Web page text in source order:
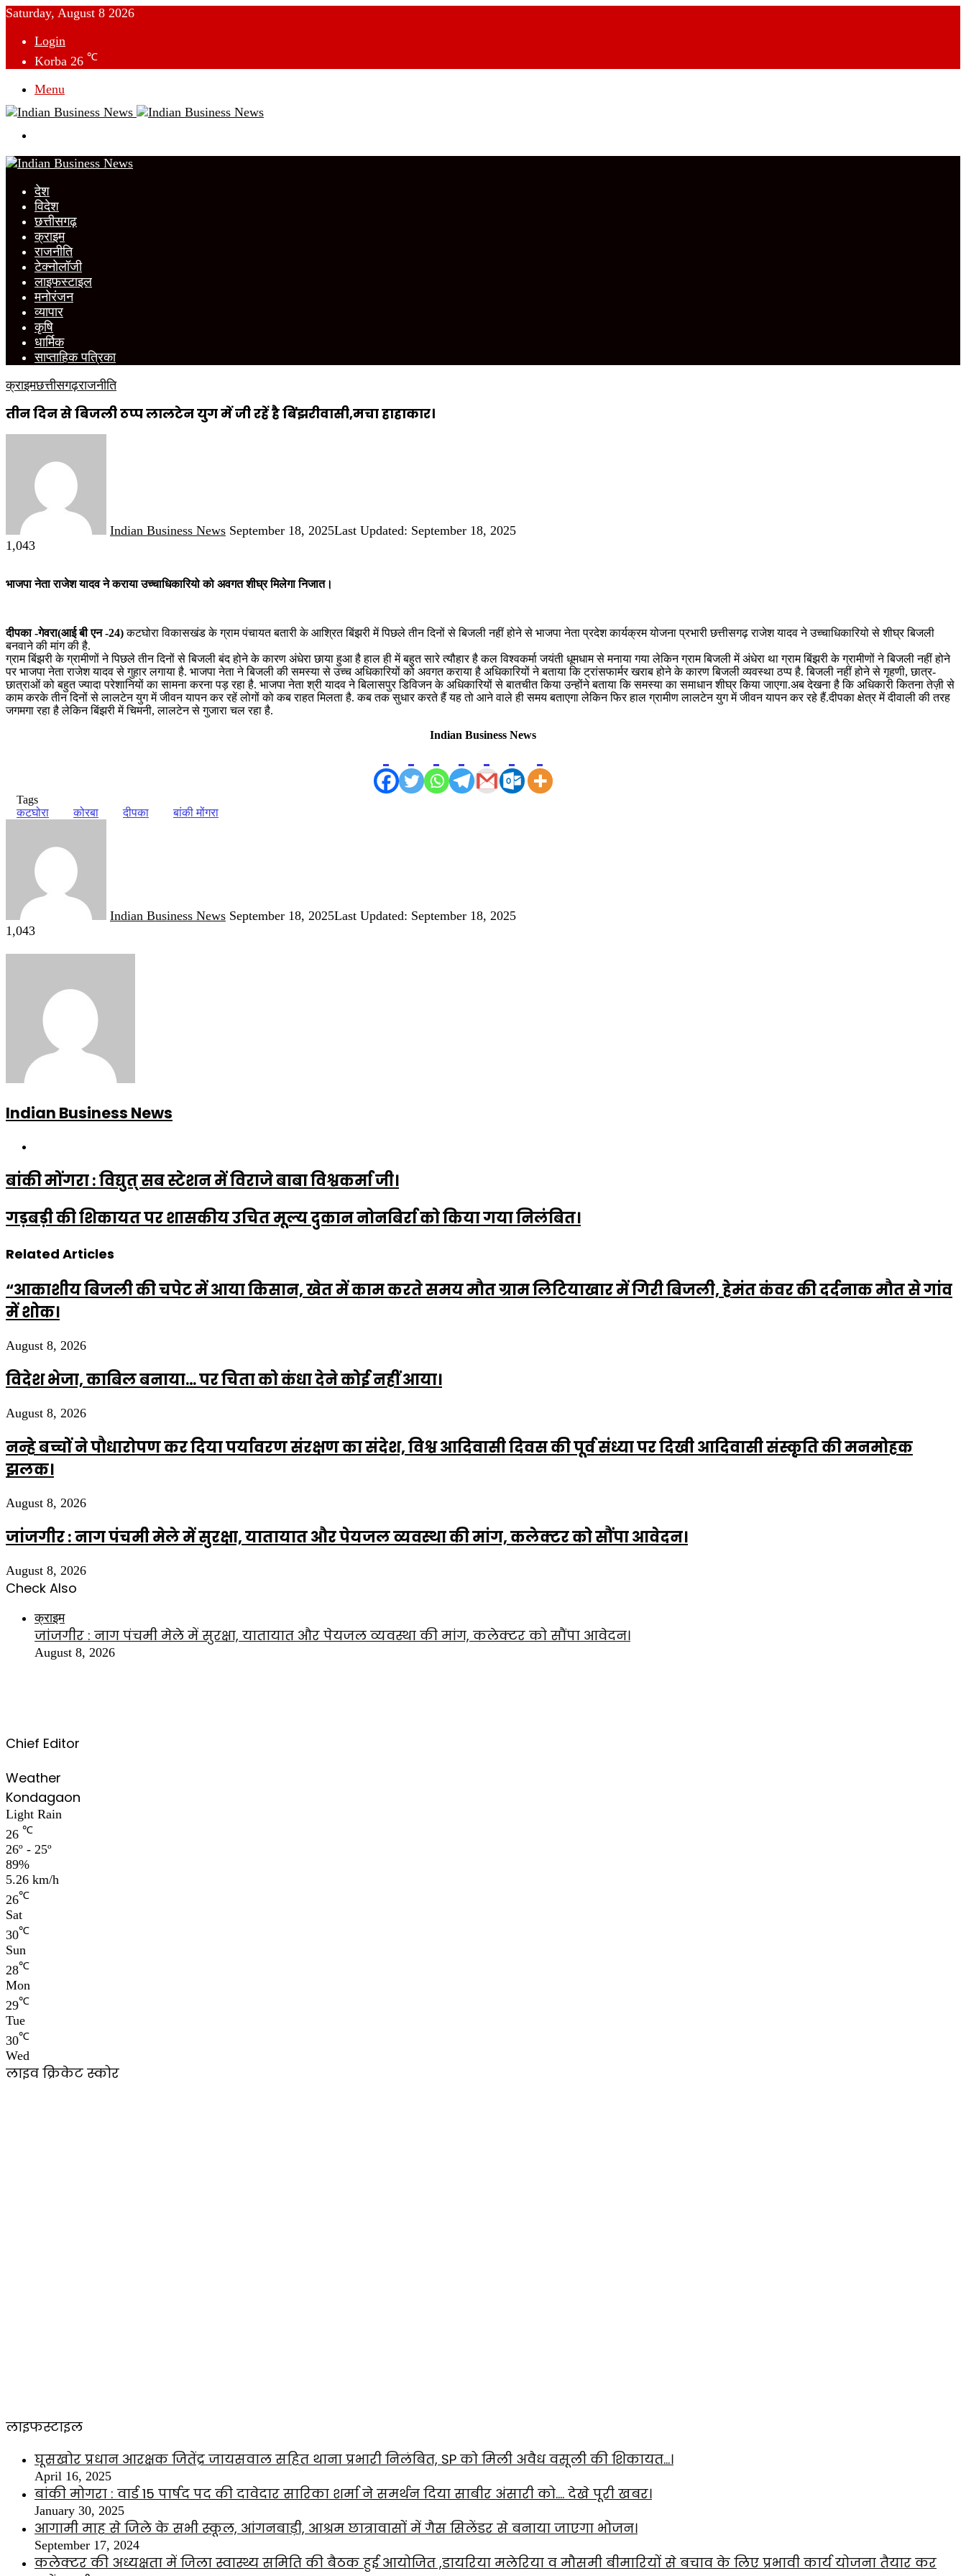
Saturday, August 8 2026
Login
Korba 26 ℃
Menu
देश
विदेश
छत्तीसगढ़
क्राइम
राजनीति
टेक्नोलॉजी
लाइफस्टाइल
मनोरंजन
व्यापार
कृषि
धार्मिक
साप्ताहिक पत्रिका
क्राइमछत्तीसगढ़राजनीति
तीन दिन से बिजली ठप्प लालटेन युग में जी रहें है बिंझरीवासी,मचा हाहाकार।
Indian Business News September 18, 2025Last Updated: September 18, 2025
1,043
भाजपा नेता राजेश यादव ने कराया उच्चाधिकारियो को अवगत शीघ्र मिलेगा निजात।
दीपका -गेवरा(आई बी एन -24)कटघोरा विकासखंड के ग्राम पंचायत बतारी के आश्रित बिंझरी में पिछले तीन दिनों से बिजली नहीं होने से भाजपा नेता प्रदेश कार्यक्रम योजना प्रभारी छत्तीसगढ़ राजेश यादव ने उच्चाधिकारियो से शीघ्र बिजली
बनवाने की मांग की है.
ग्राम बिंझरी के ग्रामीणों ने पिछले तीन दिनों से बिजली बंद होने के कारण अंधेरा छाया हुआ है हाल ही में बहुत सारे त्यौहार है कल विश्वकर्मा जयंती धूमधाम से मनाया गया लेकिन ग्राम बिजली में अंधेरा था ग्राम बिंझरी के ग्रामीणों ने बिजली नहीं होने
पर भाजपा नेता राजेश यादव से गुहार लगाया है. भाजपा नेता ने बिजली की समस्या से उच्च अधिकारियों को अवगत कराया है अधिकारियों ने बताया कि ट्रांसफार्मर खराब होने के कारण बिजली व्यवस्था ठप्प है. बिजली नहीं होने से गृहणी, छात्र-
छात्राओं को बहुत ज्यादा परेशानियों का सामना करना पड़ रहा है. भाजपा नेता श्री यादव ने बिलासपुर डिविजन के अधिकारियों से बातचीत किया उन्होंने बताया कि समस्या का समाधान शीघ्र किया जाएगा.अब देखना है कि अधिकारी कितना तेज़ी से
काम करके तीन दिनों से लालटेन युग में जीवन यापन कर रहें लोगों को कब राहत मिलता है. कब तक सुधार करते हैं यह तो आने वाले ही समय बताएगा लेकिन फिर हाल ग्रामीण लालटेन युग में जीवन यापन कर रहे हैं.दीपका क्षेत्र में दीवाली की तरह
जगमगा रहा है लेकिन बिंझरी में चिमनी, लालटेन से गुजारा चल रहा है.
Indian Business News
Tags
कटघोरा
कोरबा दीपका बांकी मोंगरा
Indian Business News September 18, 2025Last Updated: September 18, 2025
1,043
Indian Business News
बांकी मोंगरा : विद्युत् सब स्टेशन में विराजे बाबा विश्वकर्मा जी।
गड़बड़ी की शिकायत पर शासकीय उचित मूल्य दुकान नोनबिर्रा को किया गया निलंबित।
Related Articles
“आकाशीय बिजली की चपेट में आया किसान, खेत में काम करते समय मौत ग्राम लिटियाखार में गिरी बिजली, हेमंत कंवर की दर्दनाक मौत से गांव
में शोक।
August 8, 2026
विदेश भेजा, काबिल बनाया… पर चिता को कंधा देने कोई नहीं आया।
August 8, 2026
नन्हे बच्चों ने पौधारोपण कर दिया पर्यावरण संरक्षण का संदेश, विश्व आदिवासी दिवस की पूर्व संध्या पर दिखी आदिवासी संस्कृति की मनमोहक
झलक।
August 8, 2026
जांजगीर : नाग पंचमी मेले में सुरक्षा, यातायात और पेयजल व्यवस्था की मांग, कलेक्टर को सौंपा आवेदन।
August 8, 2026
Check Also
क्राइम
जांजगीर : नाग पंचमी मेले में सुरक्षा, यातायात और पेयजल व्यवस्था की मांग, कलेक्टर को सौंपा आवेदन।
August 8, 2026
Chief Editor
Weather
Kondagaon
Light Rain
26 ℃
26º - 25º
89%
5.26 km/h
26℃
Sat
30℃
Sun
28℃
Mon
29℃
Tue
30℃
Wed
लाइव क्रिकेट स्कोर
लाइफस्टाइल
घूसखोर प्रधान आरक्षक जितेंद्र जायसवाल सहित थाना प्रभारी निलंबित, SP को मिली अवैध वसूली की शिकायत…।
April 16, 2025
बांकी मोगरा : वार्ड 15 पार्षद पद की दावेदार सारिका शर्मा ने समर्थन दिया साबीर अंसारी को…. देखे पूरी खबर।
January 30, 2025
आगामी माह से जिले के सभी स्कूल, आंगनबाड़ी, आश्रम छात्रावासों में गैस सिलेंडर से बनाया जाएगा भोजन।
September 17, 2024
कलेक्टर की अध्यक्षता में जिला स्वास्थ्य समिति की बैठक हुई आयोजित ,डायरिया मलेरिया व मौसमी बीमारियों से बचाव के लिए प्रभावी कार्य योजना तैयार कर